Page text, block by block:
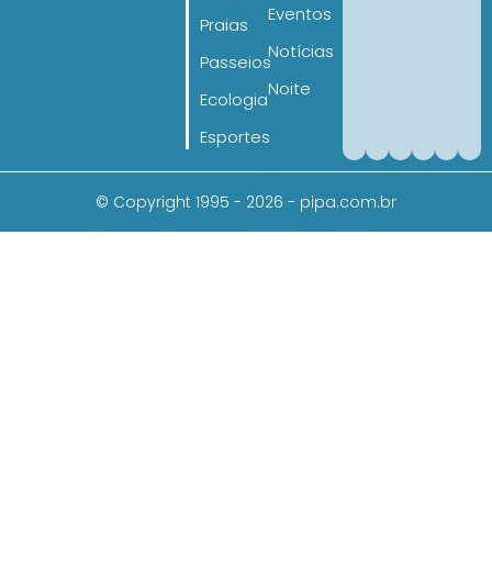
Praias
Passeios
Ecologia
Esportes
Eventos
Notícias
Noite
© Copyright 1995 - 2026 - pipa.com.br